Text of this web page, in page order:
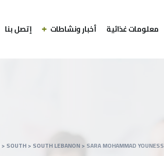
معلومات غذائية أخبار ونشاطات إتصل بنا
> SOUTH> SOUTH LEBANON> SARA MOHAMMAD YOUNESS